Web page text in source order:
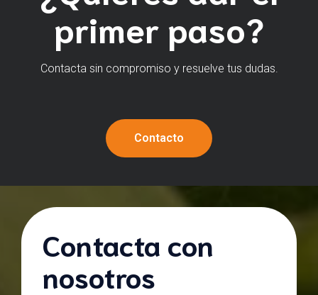
primer paso?
Contacta sin compromiso y resuelve tus dudas.
Contacto
Contacta con
nosotros